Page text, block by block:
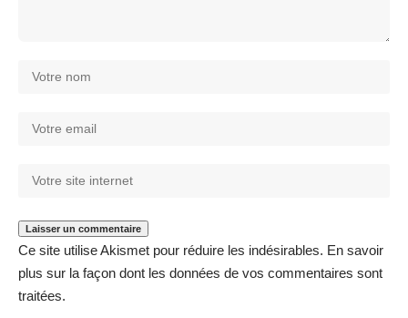
Ce site utilise Akismet pour réduire les indésirables. En savoir
plus sur la façon dont les données de vos commentaires sont
traitées.